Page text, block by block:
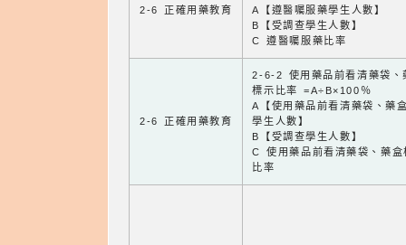
2-6 正確用藥教育
A【遵醫囑服藥學生人數】
B【受調查學生人數】
C 遵醫囑服藥比率
2-6 正確用藥教育
2-6-2 使用藥品前看清藥袋、
標示比率 =A÷B×100％
A【使用藥品前看清藥袋、藥
學生人數】
B【受調查學生人數】
C 使用藥品前看清藥袋、藥盒
比率